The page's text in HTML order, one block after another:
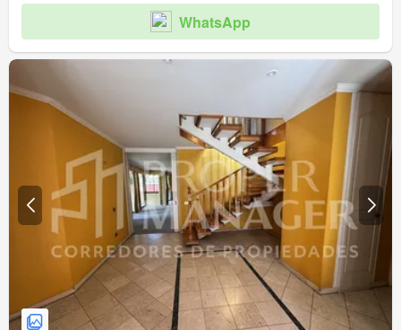
WhatsApp